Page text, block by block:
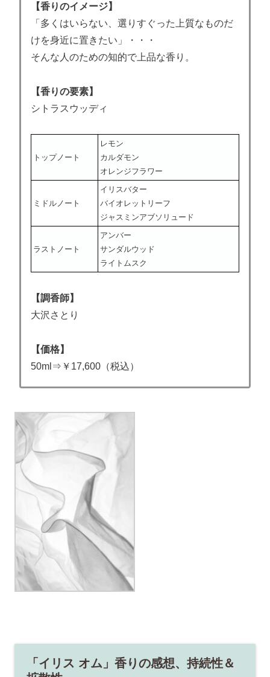
【香りのイメージ】
「多くはいらない、選りすぐった上質なものだ
けを身近に置きたい」・・・
そんな人のための知的で上品な香り。
【香りの要素】
シトラスウッディ
トップノート
レモン
カルダモン
オレンジフラワー
ミドルノート
イリスバター
バイオレットリーフ
ジャスミンアブソリュード
ラストノート
アンバー
サンダルウッド
ライトムスク
【調香師】
大沢さとり
【価格】
50ml⇒￥17,600（税込）
「イリス オム」香りの感想、持続性＆